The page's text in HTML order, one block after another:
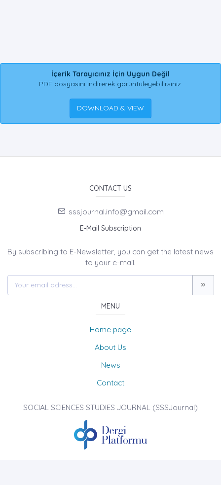
İçerik Tarayıcınız İçin Uygun Değil
PDF dosyasını indirerek görüntüleyebilirsiniz.
DOWNLOAD & VIEW
CONTACT US
sssjournal.info@gmail.com
E-Mail Subscription
By subscribing to E-Newsletter, you can get the latest news
to your e-mail.
MENU
Home page
About Us
News
Contact
SOCIAL SCIENCES STUDIES JOURNAL (SSSJournal)